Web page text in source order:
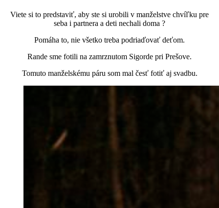
Viete si to predstaviť, aby ste si urobili v manželstve chvíľku pre
seba i partnera a deti nechali doma ?
Pomáha to, nie všetko treba podriaďovať deťom.
Rande sme fotili na zamrznutom Sigorde pri Prešove.
Tomuto manželskému páru som mal česť fotiť aj svadbu.